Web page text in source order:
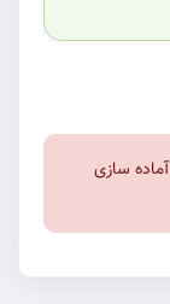
آماده سازی